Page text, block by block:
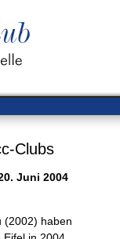
Clubs
Juni 2004
(2002) haben